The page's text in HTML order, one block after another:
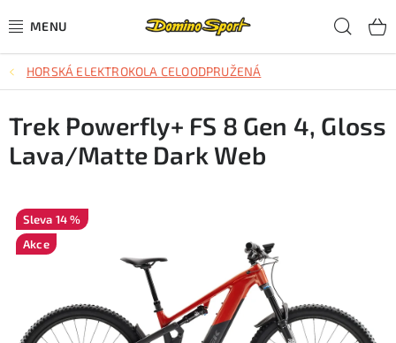
na
CYKLISTIKA
SJEZDOVÉ LYŽOVÁNÍ
SKIALPOVÉ LYŽOVÁNÍ
BĚŽECKÉ LYŽOVÁNÍ
OBLEČENÍ A OBUV
HORSKÁ ELEKTROKOLA CELOODPRUŽENÁ
Trek Powerfly+ FS 8 Gen 4, Gloss
Lava/Matte Dark Web
14 %
Akce